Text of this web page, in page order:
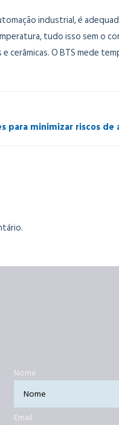
industrial, é
tudo isso sem o
O BTS mede
para minimizar riscos de
Nome
Email